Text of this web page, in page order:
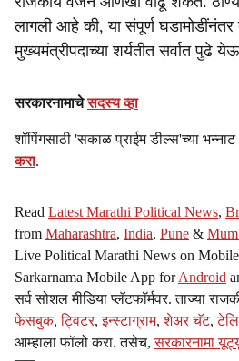
लागली आहे की, या संपूर्ण घडामोडींनंतर
मुख्यमंत्रीपदाच्या शर्यतीत सर्वात पुढे
सरकारनामाचेसदस्य व्हा
शॉपिंगसाठी 'सकाळ प्राईम डील्स'च्या
करा.
Read Latest Marathi Political News,
from Maharashtra, India, Pune &
Live Political Marathi News on
Sarkarnama Mobile App forAndroid
सर्व सोशल मीडिया प्लॅटफॉर्मवर. ताज्या
फेसबुक,ट्विटर,इन्स्टाग्राम,शेअर चॅट,
आम्हाला फॉलो करा. तसेच,सरकारनामा